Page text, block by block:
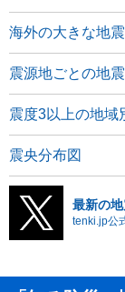
海外の大きな地震
震源地ごとの地
震度3以上の地域
震央分布図
最新の
tenki.jp公